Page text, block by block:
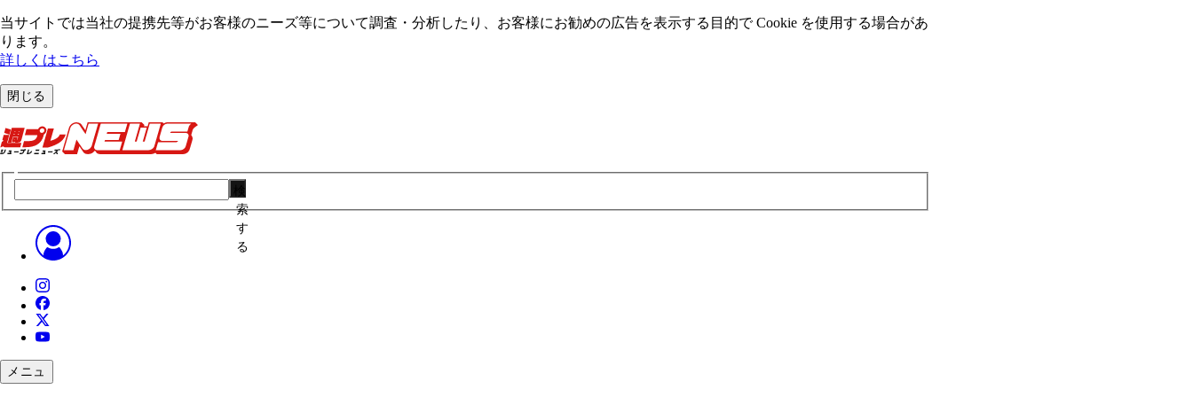
当サイトでは当社の提携先等がお客様のニーズ等について調査・分析したり、お客様にお勧めの広告を表⽰する⽬的で Cookie を使⽤する場合があ
ります。
詳しくはこちら
閉じる
索
す
る
メニュ